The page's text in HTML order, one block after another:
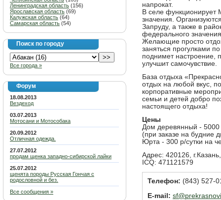
Ленинградская область (156)
Ярославская область (69)
Калужская область (64)
Самарская область (54)
Поиск по городу
Все города »
Форум
18.08.2013
Вездеход
03.07.2013
Мотосани и Мотособака
20.09.2012
Отличная одежда.
27.07.2012
продам щенка западно-сибирской лайки
25.07.2012
щенята породы Русская Гончая с
родословной и без.
Все сообщения »
напрокат.
В селе функционирует
значения.
Запруду, а также в
федерального
Желающие просто
заняться прогулками
поднимет настроение,
улучшит самочувствие.
База отдыха
отдых на любой вкус,
корпоративные
семьи и детей добро
настоящего отдыха!
Цены
Дом деревянный - 5000
(при заказе на будние
Юрта - 300 р/сутки на
Адрес: 420126,
ICQ: 471121579
Телефон: (843) 527-
E-mail: